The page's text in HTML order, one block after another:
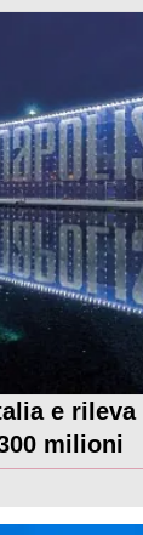
e rileva
milioni